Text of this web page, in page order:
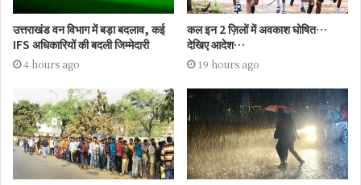
उत्तराखंड वन विभाग में बड़ा बदलाव, कई
IFS अधिकारियों की बदली जिम्मेदारी
4 hours ago
कल इन 2 ज़िलों में अवकाश घोषित…
देखिए आदेश…
19 hours ago